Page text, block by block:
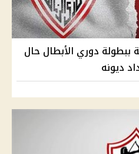
دوري الأبطال حال
ديونه